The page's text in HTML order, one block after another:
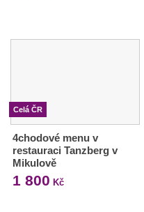
Celá ČR
4chodové menu v
restauraci Tanzberg v
Mikulově
1 800 Kč